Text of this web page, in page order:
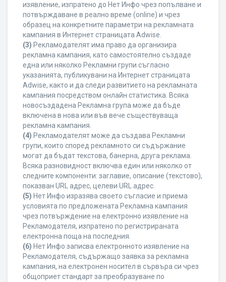
изявление, изпратено до Нет Инфо чрез попълване и
потвърждаване в реално време (online) и чрез
образец на конкретните параметри на рекламната
кампания в Интернет страницата Adwise.
(3) Рекламодателят има право да организира
рекламна кампания, като самостоятелно създаде
една или няколко Рекламни групи съгласно
указанията, публикувани на Интернет страницата
Adwise, както и да следи развитието на рекламната
кампания посредством онлайн статистика. Всяка
новосъздадена Рекламна група може да бъде
включена в нова или във вече съществуваща
рекламна кампания.
(4) Рекламодателят може да създава Рекламни
групи, които според рекламното си съдържание
могат да бъдат текстова, банерна, друга реклама.
Всяка разновидност включва един или няколко от
следните компоненти: заглавие, описание (текстово),
показван URL адрес, целеви URL адрес.
(5) Нет Инфо изразява своето съгласие и приема
условията по предложената Рекламна кампания
чрез потвърждение на електронно изявление на
Рекламодателя, изпратено по регистрираната
електронна поща на последния.
(6) Нет Инфо записва електронното изявление на
Рекламодателя, съдържащо заявка за рекламна
кампания, на електронен носител в сървъра си чрез
общоприет стандарт за преобразуване по